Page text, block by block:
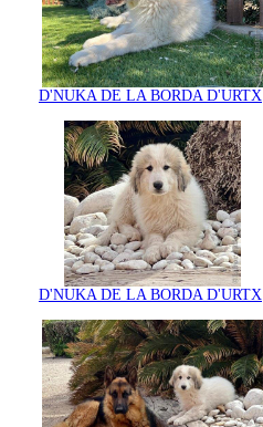
D'NUKA DE LA BORDA D'URTX
D'NUKA DE LA BORDA D'URTX